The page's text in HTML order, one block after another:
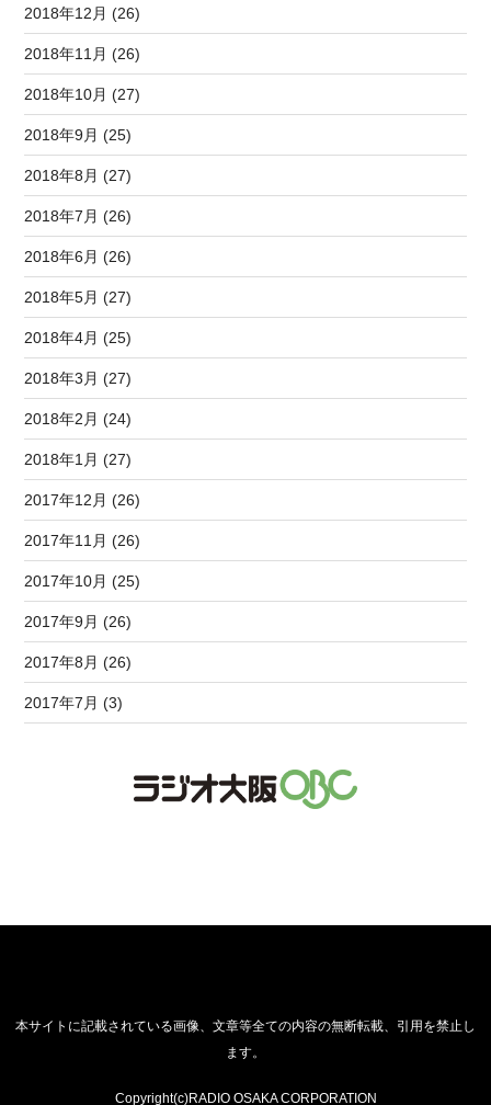
2018年12月 (26)
2018年11月 (26)
2018年10月 (27)
2018年9月 (25)
2018年8月 (27)
2018年7月 (26)
2018年6月 (26)
2018年5月 (27)
2018年4月 (25)
2018年3月 (27)
2018年2月 (24)
2018年1月 (27)
2017年12月 (26)
2017年11月 (26)
2017年10月 (25)
2017年9月 (26)
2017年8月 (26)
2017年7月 (3)
本サイトに記載されている画像、文章等全ての内容の無断転載、引用を禁止し
ます。
Copyright(c)RADIO OSAKA CORPORATION